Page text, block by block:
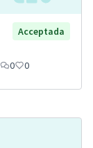
Acceptada
0 0